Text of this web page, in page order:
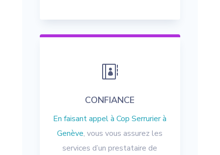

CONFIANCE
En faisant appel à Cop Serrurier à
Genève, vous vous assurez les
services d’un prestataire de